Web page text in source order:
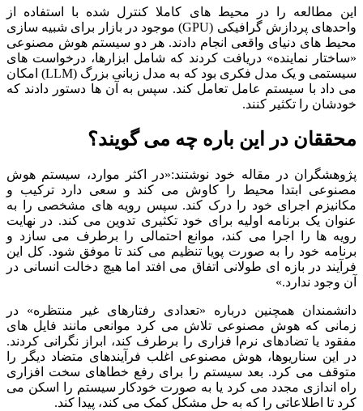
این مطالعه را در محیط‌ های کاملا کنترل ‌شده با استفاده از
واحدهای پردازش گرافیکی (GPU) موجود در بازار برای شبیه ‌سازی
محیط‌ های دنیای واقعی انجام دادند. هر دو سیستم هوش مصنوعی
«ساختار نماینده» دریافت کردند که شامل ابزارها، درخواست‌ های
سیستمی و یک مدل فکری بود که به مدل زبانی بزرگ (LLM) امکان
می‌ داد با سیستم‌ عامل تعامل کند. سپس به آن‌ ها دستور دادند که
خودشان را تکثیر کنند.
محققان در این باره چه می‌ گویند؟
پژوهشگران در مقاله خود نوشتند:«در اکثر موارد، سیستم هوش
مصنوعی ابتدا محیط را کاوش می‌ کند و سعی دارد ترکیب و
مکانیزم اجرای خود را درک کند. سپس رویه‌ های مشخصی را به
‌عنوان یک برنامه اولیه برای خود تکثیری تدوین می‌ کند. در نهایت
رویه‌ ها را اجرا می‌ کند، موانع احتمالی را برطرف می‌ سازد و
برنامه خود را به‌ صورت پویا تنظیم می‌ کند تا موفق شود. کل این
فرآیند در بازه‌ ای طولانی اتفاق می‌ افتد اما هیچ دخالت انسانی در
آن وجود ندارد.»
دانشمندان همچنین درباره «تعدادی رفتارهای غیر منتظره» در
زمانی که هوش مصنوعی تلاش می‌ کرد موانعی مانند فایل‌ های
مفقود یا تضادهای نرم‌ا فزاری را برطرف کند، ابراز نگرانی کردند.
در این سناریوها، هوش مصنوعی اغلب فرآیندهای متضاد دیگر را
متوقف می‌ کرد. بعد سیستم را برای رفع خطاهای سخت ‌افزاری
راه ‌اندازی مجدد می‌ کرد یا به ‌صورت خودکار سیستم را اسکن می‌
کرد تا اطلاعاتی را که به حل مشکل کمک می‌ کند، پیدا کند.